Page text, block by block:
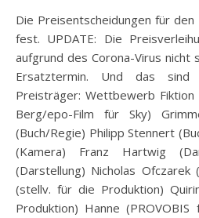
Die Preisentscheidungen für den 56. Grimme Preis stehen
fest. UPDATE: Die
aufgrund des Corona-Virus nicht
Ersatztermin. Und das sind
Preisträger: Wettbewerb Fiktion
Berg/epo-Film für Sky)
(Buch/Regie) Philipp Stennert
(Kamera) Franz Hartwig
(Darstellung) Nicholas Ofczarek
(stellv. für die Produktion)
Produktion) Hanne